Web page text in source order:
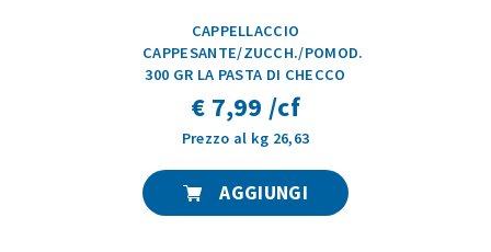
CAPPELLACCIO
CAPPESANTE/ZUCCH./POMOD.
300 GR LA PASTA DI CHECCO
€ 7,99 /cf
Prezzo al kg 26,63
AGGIUNGI